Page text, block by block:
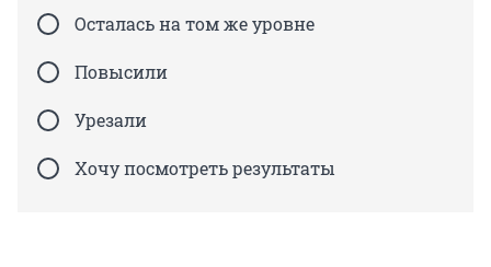
Осталась на том же уровне
Повысили
Урезали
Хочу посмотреть результаты